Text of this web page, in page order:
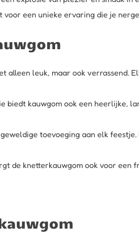
een unieke ervaring die je
alleen leuk, maar ook verrassend.
biedt kauwgom ook een heerlijke,
toevoeging aan elk
de knetterkauwgom ook voor een